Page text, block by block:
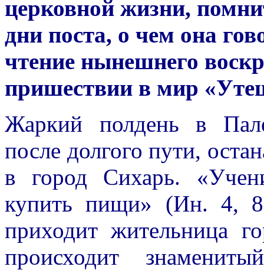
церковной жизни,
дни поста, о чем она
чтение нынешнего
пришествии в мир
Жаркий полдень в
после долгого пути,
в город Сихарь.
купить пищи» (Ин. 4,
приходит жительница
происходит